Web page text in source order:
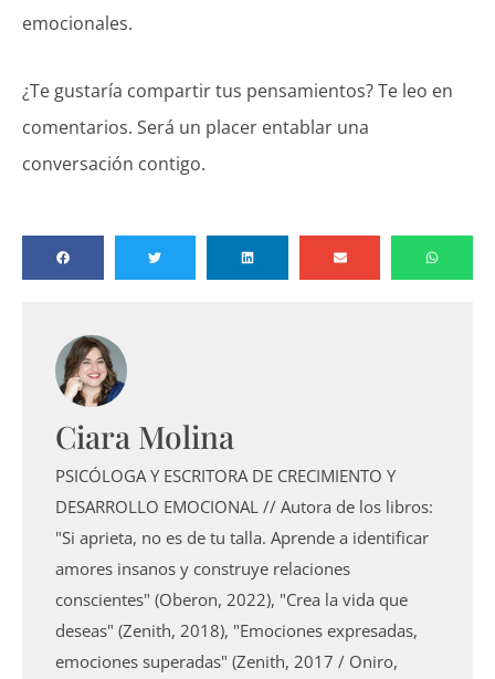
emocionales.
¿Te gustaría compartir tus pensamientos? Te leo en
comentarios. Será un placer entablar una
conversación contigo.
Ciara Molina
PSICÓLOGA Y ESCRITORA DE CRECIMIENTO Y
DESARROLLO EMOCIONAL // Autora de los libros:
"Si aprieta, no es de tu talla. Aprende a identificar
amores insanos y construye relaciones
conscientes" (Oberon, 2022), "Crea la vida que
deseas" (Zenith, 2018), "Emociones expresadas,
emociones superadas" (Zenith, 2017 / Oniro,